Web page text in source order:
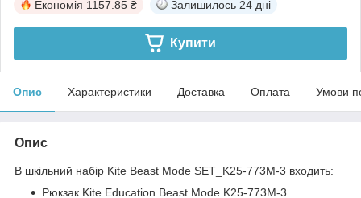
Економія 1157.85 ₴ Залишилось 24 дні
Купити
Опис Характеристики Доставка Оплата Умови
Опис
В шкільний набір Kite Beast Mode SET_K25-773M-3 входить:
Рюкзак Kite Education Beast Mode K25-773M-3